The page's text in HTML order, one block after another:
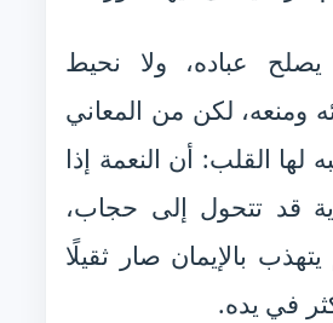
يصلح عباده، ولا نحيط
ومنعه، لكن من المعاني
لها القلب: أن النعمة إذا
قد تتحول إلى حجاب،
بالإيمان صار ثقيلًا
في يده.